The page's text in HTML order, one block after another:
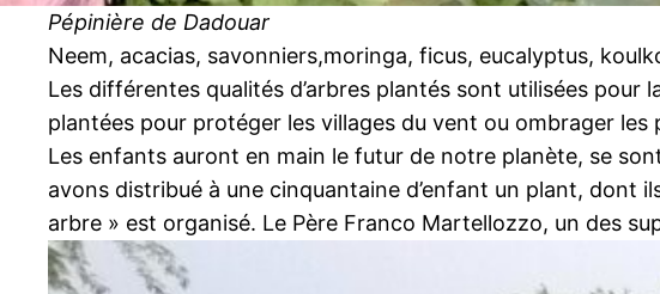
Pépinière de Dadouar
Neem, acacias, savonniers,moringa, ficus, eucalyptus,
Les différentes qualités d’arbres plantés sont utilisées
plantées pour protéger les villages du vent ou ombrager les
Les enfants auront en main le futur de notre planète, se
avons distribué à une cinquantaine d’enfant un plant, dont
arbre » est organisé. Le Père Franco Martellozzo, un des